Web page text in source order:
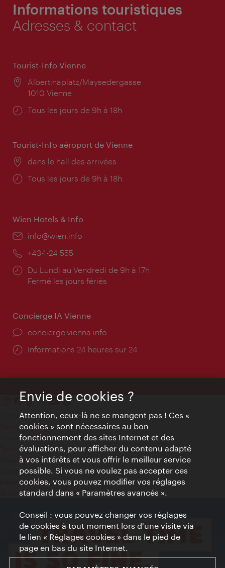
Informations touristiques
Adresses & contact
Tourist-Info Vienne
Lieu:
Albertinaplatz/Maysedergasse
1010 Vienne
Horaires
Tous les jours de 9h à 18h
Tourist-Info aéroport de Vienne
Lieu:
dans le hall des arrivées
Horaires
Tous les jours de 9h à 18h
Wien Hotels & Info
E-
info@wien.info
Téléphone:
+43-1-24 555
Horaires
d'ouverture:
Du Lundi au Vendredi de 9h à 17h
Fermé les jours fériés
Concierge IA Vienne
Ort:
concierge.vienna.info
Öffnungszeiten:
Informations 24 heures sur 24
Contact
Mentions obligatoires
Charte sur le respect de la vie privée
Terms of Use
Accessibilité
Contact presse
Paramètres de cookies
© Copyright WienTourismus
Envie de cookies ?
Attention, ceux-là ne se mangent pas ! Ces «
cookies » sont nécessaires au bon
fonctionnement des sites Internet et des
évaluations, pour afficher du contenu adapté
à vos intérêts et vous offrir le meilleur service
possible. Si vous ne voulez pas accepter ces
cookies, vous pouvez modifier vos réglages
standard dans « Paramètres avancés ».
Conseil : vous pouvez changer vos réglages
de cookies à tout moment lors d'une visite via
le lien « Réglages cookies » dans le pied de
page en bas du site Internet.